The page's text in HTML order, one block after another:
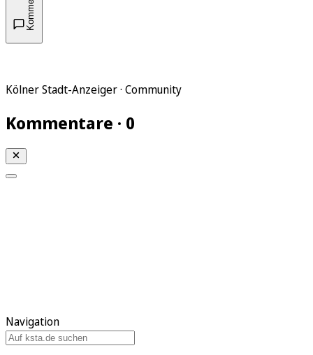
Kölner Stadt-Anzeiger · Community
Kommentare · 0
Navigation